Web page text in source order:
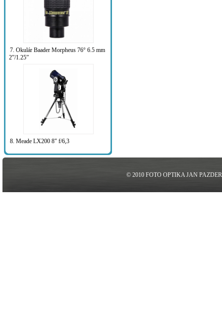
7. Okulár Baader Morpheus 76° 6.5 mm
2”/1.25”
8. Meade LX200 8" f/6,3
© 2010 FOTO OPTIKA JAN